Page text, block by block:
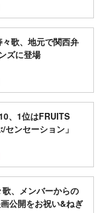
歌、地元で関西弁
ズに登場
、1位はFRUITS
ンセーション」
、メンバーからの
公開をお祝い&ねぎ